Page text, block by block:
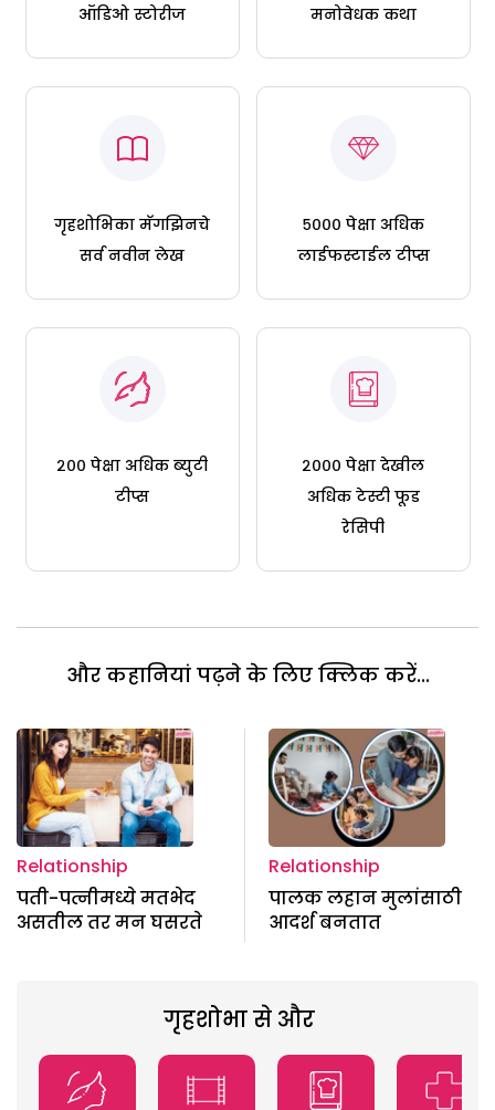
ऑडिओ स्टोरीज
मनोवेधक कथा
गृहशोभिका मॅगझिनचे
सर्व नवीन लेख
५००० पेक्षा अधिक
लाईफस्टाईल टीप्स
२०० पेक्षा अधिक ब्युटी
टीप्स
२००० पेक्षा देखील
अधिक टेस्टी फूड
रेसिपी
और कहानियां पढ़ने के लिए क्लिक करें...
Relationship
पती-पत्नीमध्ये मतभेद
असतील तर मन घसरते
Relationship
पालक लहान मुलांसाठी
आदर्श बनतात
गृहशोभा से और